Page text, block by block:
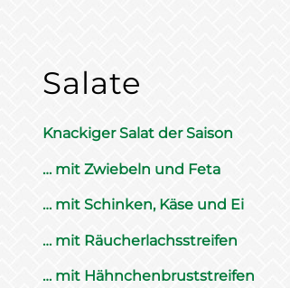
Salate
Knackiger Salat der Saison
… mit Zwiebeln und Feta
… mit Schinken, Käse und Ei
… mit Räucherlachsstreifen
… mit Hähnchenbruststreifen